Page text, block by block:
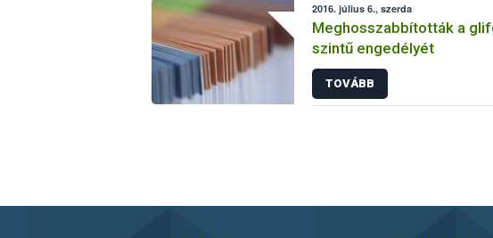
2016. július 6., szerda
Meghosszabbították a
szintű engedélyét
TOVÁBB